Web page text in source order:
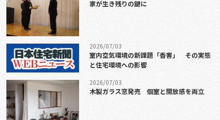
家が生き残りの鍵に
2026/07/03
室内空気環境の新課題「香害」 その実態
と住宅環境への影響
2026/07/03
木製ガラス窓発売 個室と開放感を両立